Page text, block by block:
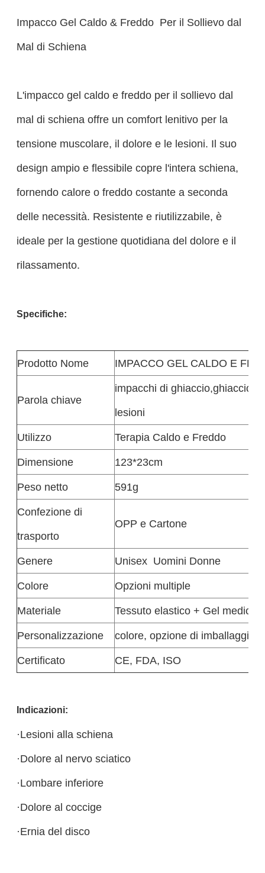
Impacco Gel Caldo & Freddo Per il Sollievo dal
Mal di Schiena
L'impacco gel caldo e freddo per il sollievo dal
mal di schiena offre un comfort lenitivo per la
tensione muscolare, il dolore e le lesioni. Il suo
design ampio e flessibile copre l'intera schiena,
fornendo calore o freddo costante a seconda
delle necessità. Resistente e riutilizzabile, è
ideale per la gestione quotidiana del dolore e il
rilassamento.
Specifiche:
Prodotto Nome IMPACCO GEL CALDO E
Parola chiave
impacchi di ghiaccio,ghiaccio o
lesioni
Utilizzo
Terapia Caldo e Freddo
Dimensione
123*23cm
Peso netto
591g
Confezione di
trasporto
OPP e Cartone
Genere Unisex Uomini Donne
Colore
Opzioni multiple
Materiale
Tessuto elastico + Gel medico
Personalizzazione
colore, opzione di imballaggio,
Certificato
CE, FDA, ISO
Indicazioni:
·Lesioni alla schiena
·Dolore al nervo sciatico
·Lombare inferiore
·Dolore al coccige
·Ernia del disco